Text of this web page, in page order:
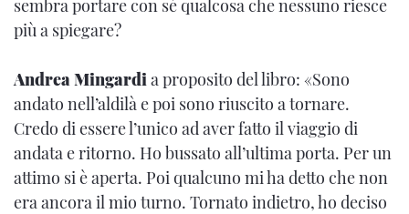
sembra portare con sé qualcosa che nessuno riesce
più a spiegare?
Andrea Mingardia proposito del libro: «Sono
andato nell’aldilà e poi sono riuscito a tornare.
Credo di essere l’unico ad aver fatto il viaggio di
andata e ritorno. Ho bussato all’ultima porta. Per un
attimo si è aperta. Poi qualcuno mi ha detto che non
era ancora il mio turno. Tornato indietro, ho deciso